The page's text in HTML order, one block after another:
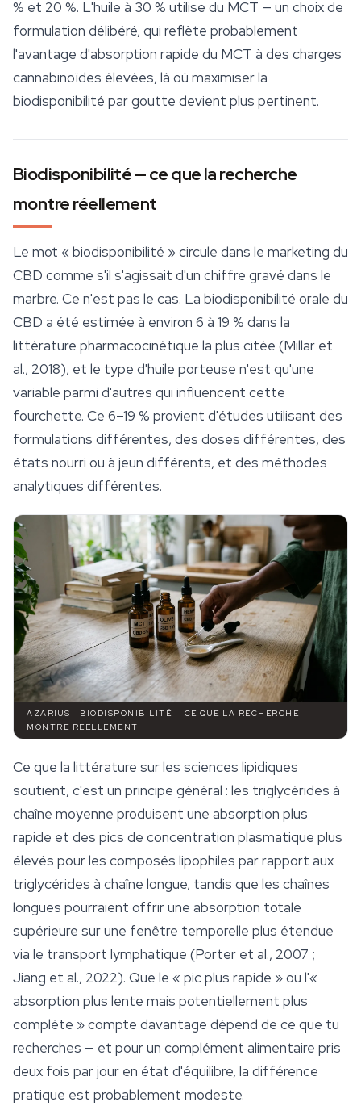
% et 20 %. L'huile à 30 % utilise du MCT — un choix de
formulation délibéré, qui reflète probablement
l'avantage d'absorption rapide du MCT à des charges
cannabinoïdes élevées, là où maximiser la
biodisponibilité par goutte devient plus pertinent.
Biodisponibilité — ce que la recherche
montre réellement
Le mot « biodisponibilité » circule dans le marketing du
CBD comme s'il s'agissait d'un chiffre gravé dans le
marbre. Ce n'est pas le cas. La biodisponibilité orale du
CBD a été estimée à environ 6 à 19 % dans la
littérature pharmacocinétique la plus citée (Millar et
al., 2018), et le type d'huile porteuse n'est qu'une
variable parmi d'autres qui influencent cette
fourchette. Ce 6–19 % provient d'études utilisant des
formulations différentes, des doses différentes, des
états nourri ou à jeun différents, et des méthodes
analytiques différentes.
AZARIUS · BIODISPONIBILITÉ — CE QUE LA RECHERCHE
MONTRE RÉELLEMENT
Ce que la littérature sur les sciences lipidiques
soutient, c'est un principe général : les triglycérides à
chaîne moyenne produisent une absorption plus
rapide et des pics de concentration plasmatique plus
élevés pour les composés lipophiles par rapport aux
triglycérides à chaîne longue, tandis que les chaînes
longues pourraient offrir une absorption totale
supérieure sur une fenêtre temporelle plus étendue
via le transport lymphatique (Porter et al., 2007 ;
Jiang et al., 2022). Que le « pic plus rapide » ou l'«
absorption plus lente mais potentiellement plus
complète » compte davantage dépend de ce que tu
recherches — et pour un complément alimentaire pris
deux fois par jour en état d'équilibre, la différence
pratique est probablement modeste.